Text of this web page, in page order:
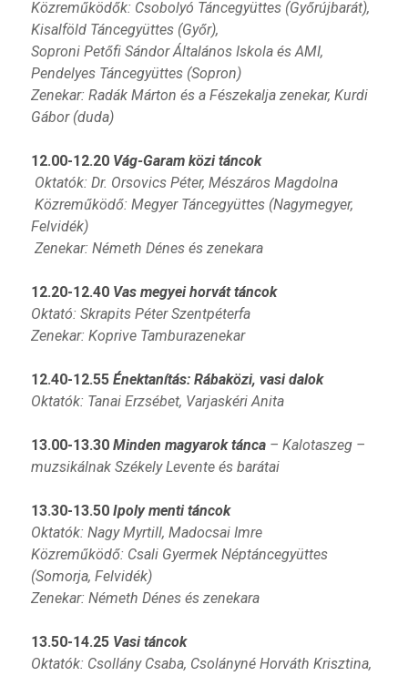
Közreműködők: Csobolyó Táncegyüttes (Győrújbarát),
Kisalföld Táncegyüttes (Győr),
Soproni Petőfi Sándor Általános Iskola és AMI,
Pendelyes Táncegyüttes (Sopron)
Zenekar: Radák Márton és a Fészekalja zenekar, Kurdi
Gábor (duda)
12.00-12.20 Vág-Garam közi táncok
Oktatók: Dr. Orsovics Péter, Mészáros Magdolna
Közreműködő: Megyer Táncegyüttes (Nagymegyer,
Felvidék)
Zenekar: Németh Dénes és zenekara
12.20-12.40 Vas megyei horvát táncok
Oktató: Skrapits Péter Szentpéterfa
Zenekar: Koprive Tamburazenekar
12.40-12.55 Énektanítás: Rábaközi, vasi dalok
Oktatók: Tanai Erzsébet, Varjaskéri Anita
13.00-13.30 Minden magyarok tánca– Kalotaszeg –
muzsikálnak Székely Levente és barátai
13.30-13.50 Ipoly menti táncok
Oktatók: Nagy Myrtill, Madocsai Imre
Közreműködő: Csali Gyermek Néptáncegyüttes
(Somorja, Felvidék)
Zenekar: Németh Dénes és zenekara
13.50-14.25 Vasi táncok
Oktatók: Csollány Csaba, Csolányné Horváth Krisztina,